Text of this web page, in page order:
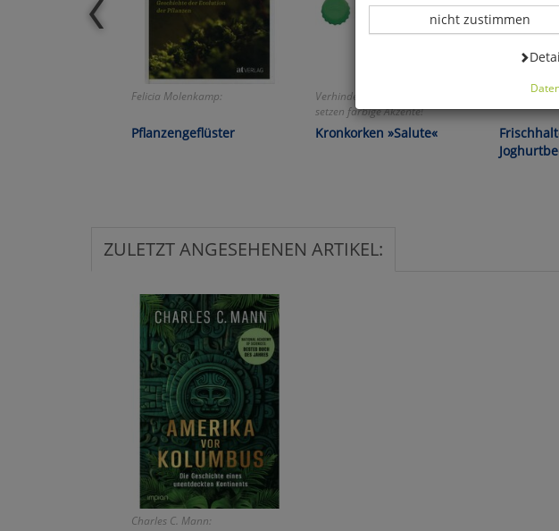
Felicia Molenkamp:
Pflanzengeflüster
Verhindern Verwechslungen und
setzen farbige Akzente!
Kronkorken »Salute«
Immer
ZULETZT ANGESEHENEN ARTIKEL:
Charles C. Mann:
Datenverarbeitung -
nicht zustimmen
Cookies ablehnen, wird Ihr
fortgeführt. Bitte beachten Sie,
nicht mehr alle
Selbstverständlich können